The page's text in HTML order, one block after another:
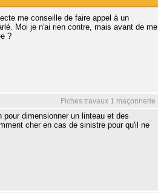
me conseille de faire appel à un
Moi je n'ai rien contre, mais avant de me
?
Fiches travaux 1 maçonnerie
dimensionner un linteau et des
cher en cas de sinistre pour qu'il ne